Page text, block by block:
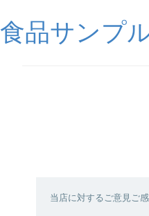
食品サンプ
当店に対するご意見ご